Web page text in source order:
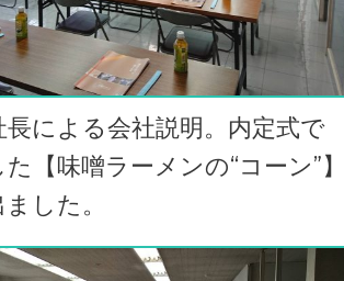
長による会社説明。内定式で
た【味噌ラーメンの“コーン”
した。